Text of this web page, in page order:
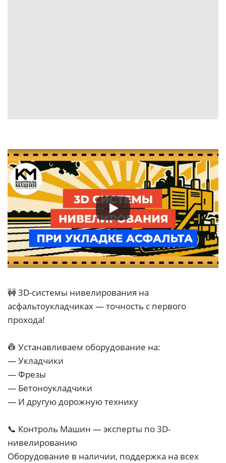
🚧 3D-системы нивелирования на
асфальтоукладчиках — точность с первого
прохода!
👷 Устанавливаем оборудование на:
— Укладчики
— Фрезы
— Бетоноукладчики
— И другую дорожную технику
📞 Контроль Машин — эксперты по 3D-
нивелированию
Оборудование в наличии, поддержка на всех